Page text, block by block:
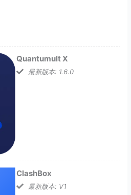
Quantumult X
最新版本: 1.6.0
ClashBox
最新版本: V1